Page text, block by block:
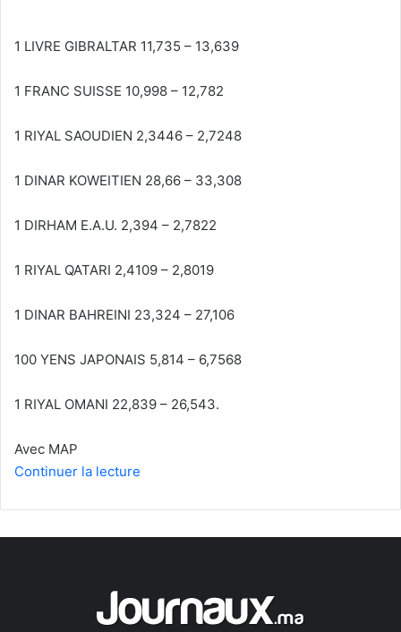
1 LIVRE GIBRALTAR 11,735 – 13,639
1 FRANC SUISSE 10,998 – 12,782
1 RIYAL SAOUDIEN 2,3446 – 2,7248
1 DINAR KOWEITIEN 28,66 – 33,308
1 DIRHAM E.A.U. 2,394 – 2,7822
1 RIYAL QATARI 2,4109 – 2,8019
1 DINAR BAHREINI 23,324 – 27,106
100 YENS JAPONAIS 5,814 – 6,7568
1 RIYAL OMANI 22,839 – 26,543.
Avec MAP
Continuer la lecture